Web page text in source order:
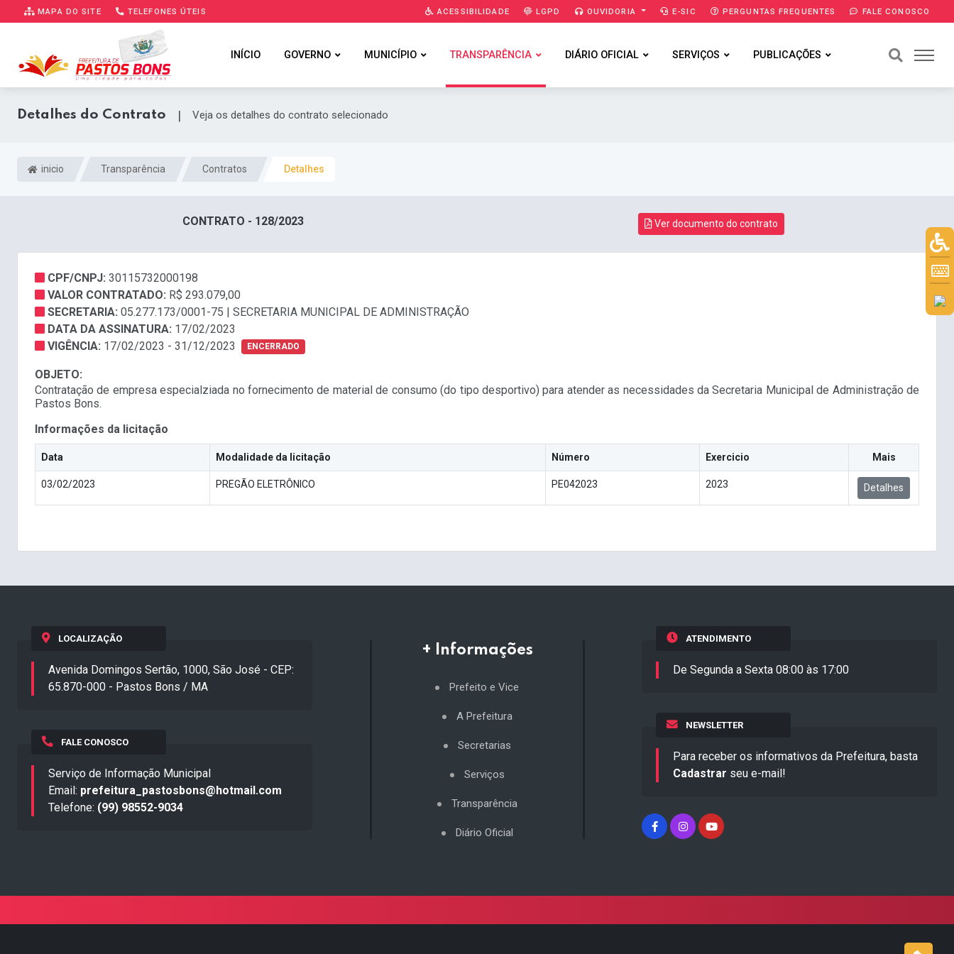
MAPA DO SITE TELEFONES ÚTEIS ACESSIBILIDADE LGPD OUVIDORIA E-SIC PERGUNTAS FREQUENTES FALE CONOSCO
INÍCIO GOVERNO MUNICÍPIO TRANSPARÊNCIA DIÁRIO OFICIAL SERVIÇOS PUBLICAÇÕES
Detalhes do Contrato | Veja os detalhes do contrato selecionado
inicio Transparência Contratos Detalhes
CONTRATO - 128/2023 Ver documento do contrato
CPF/CNPJ: 30115732000198
VALOR CONTRATADO: R$ 293.079,00
SECRETARIA: 05.277.173/0001-75 | SECRETARIA MUNICIPAL DE ADMINISTRAÇÃO
DATA DA ASSINATURA: 17/02/2023
VIGÊNCIA: 17/02/2023 - 31/12/2023 ENCERRADO
OBJETO:
Contratação de empresa especialziada no fornecimento de material de consumo (do tipo desportivo) para atender as necessidades da Secretaria Municipal de Administração de
Pastos Bons.
Informações da licitação
Data Modalidade da licitação Número Exercicio Mais
03/02/2023 PREGÃO ELETRÔNICO PE042023 2023 Detalhes
LOCALIZAÇÃO
Avenida Domingos Sertão, 1000, São José - CEP:
65.870-000 - Pastos Bons / MA
FALE CONOSCO
Serviço de Informação Municipal
Email: prefeitura_pastosbons@hotmail.com
Telefone: (99) 98552-9034
+ Informações
Prefeito e Vice
A Prefeitura
Secretarias
Serviços
Transparência
Diário Oficial
ATENDIMENTO
De Segunda a Sexta 08:00 às 17:00
NEWSLETTER
Para receber os informativos da Prefeitura, basta
Cadastrar seu e-mail!